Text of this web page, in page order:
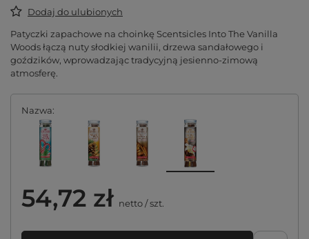
Dodaj do ulubionych
Patyczki zapachowe na choinkę Scentsicles Into The Vanilla
Woods łączą nuty słodkiej wanilii, drzewa sandałowego i
goździków, wprowadzając tradycyjną jesienno-zimową
atmosferę.
Nazwa
54,72 zł netto/szt.